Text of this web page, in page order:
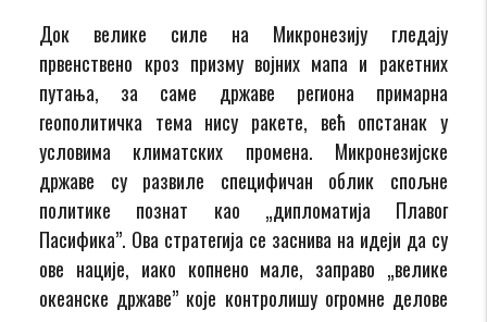
Док велике силе на Микронезију гледају
првенствено кроз призму војних мапа и ракетних
путања, за саме државе региона примарна
геополитичка тема нису ракете, већ опстанак у
условима климатских промена. Микронезијске
државе су развиле специфичан облик спољне
политике познат као „дипломатија Плавог
Пасифика”. Ова стратегија се заснива на идеји да су
ове нације, иако копнено мале, заправо „велике
океанске државе” које контролишу огромне делове